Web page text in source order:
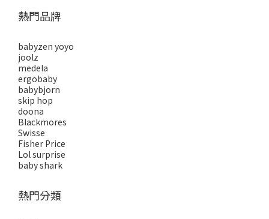
熱門品牌
babyzen yoyo
joolz
medela
ergobaby
babybjorn
skip hop
doona
Blackmores
Swisse
Fisher Price
Lol surprise
baby shark
熱門分類